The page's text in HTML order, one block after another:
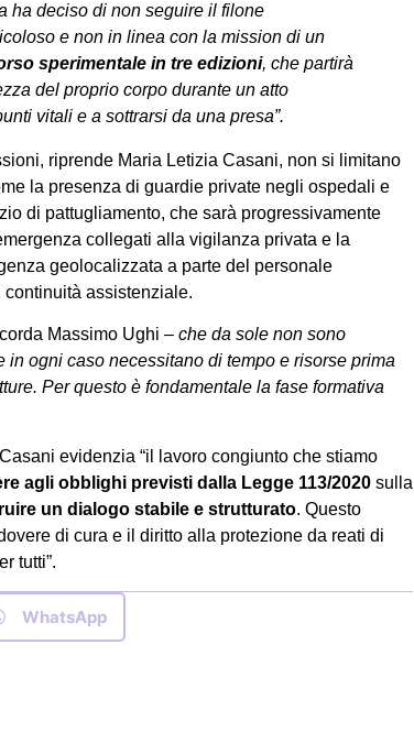
ha deciso di non seguire il filone
e non in linea con la mission di un
sperimentale in tre edizioni, che partirà
del proprio corpo durante un atto
vitali e a sottrarsi da una presa”.
riprende Maria Letizia Casani, non si limitano
la presenza di guardie private negli ospedali e
di pattugliamento, che sarà progressivamente
collegati alla vigilanza privata e la
geolocalizzata a parte del personale
assistenziale.
Massimo Ughi – che da sole non sono
ogni caso necessitano di tempo e risorse prima
Per questo è fondamentale la fase formativa
evidenzia “il lavoro congiunto che stiamo
agli obblighi previsti dalla Legge 113/2020sulla
un dialogo stabile e strutturato. Questo
di cura e il diritto alla protezione da reati di
tutti”.
WhatsApp